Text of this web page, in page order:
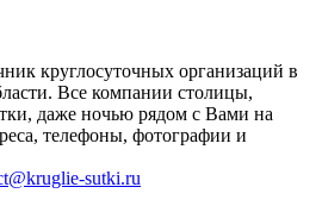
круглосуточных организаций в
Все компании столицы,
даже ночью рядом с Вами на
телефоны, фотографии и
sutki.ru